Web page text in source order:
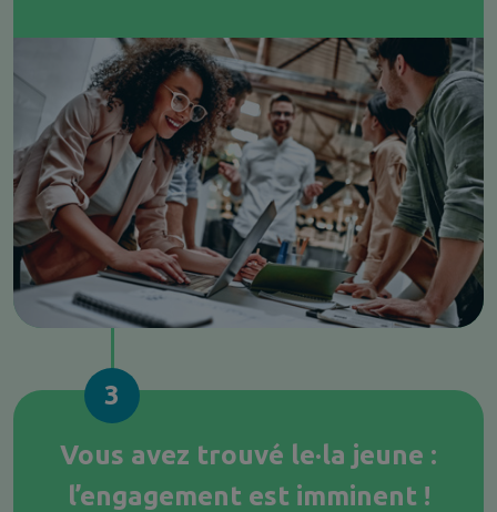
3
Vous avez trouvé le·la jeune :
l’engagement est imminent !